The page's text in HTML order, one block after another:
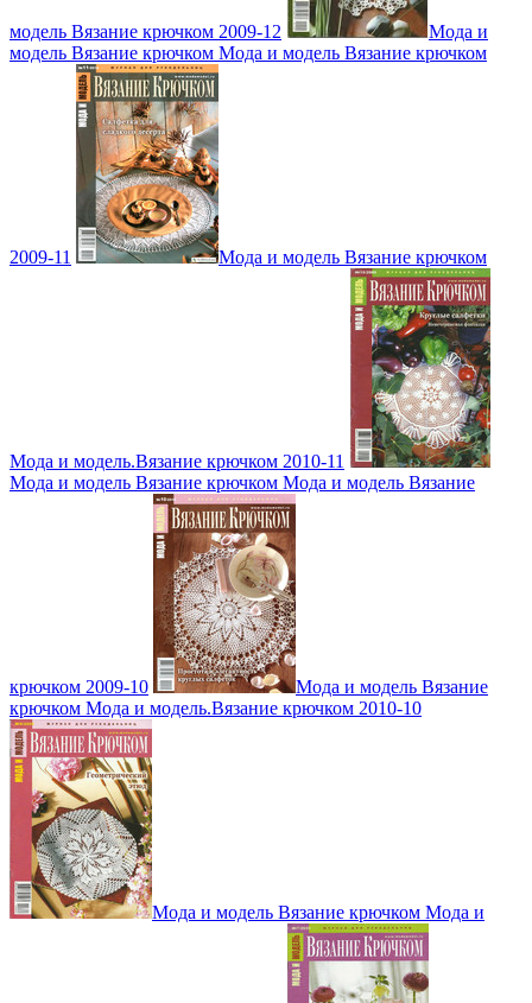
модель Вязание крючком 2009-12
Мода и
модель Вязание крючком Мода и модель Вязание крючком
2009-11 Мода и модель Вязание крючком
Мода и модель.Вязание крючком 2010-11
Мода и модель Вязание крючком Мода и модель Вязание
крючком 2009-10
Мода и модель Вязание
крючком Мода и модель.Вязание крючком 2010-10
Мода и модель Вязание крючком Мода и